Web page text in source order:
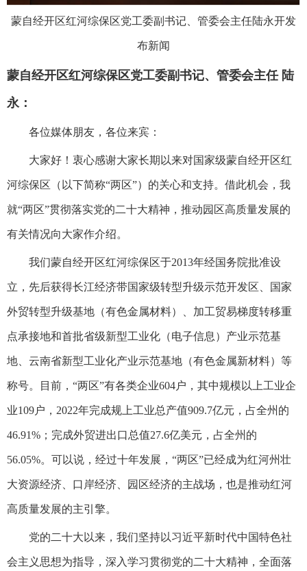
蒙自经开区红河综保区党工委副书记、管委会主任陆永开发
布新闻
蒙自经开区红河综保区党工委副书记、管委会主任 陆
永：
各位媒体朋友，各位来宾：
大家好！衷心感谢大家长期以来对国家级蒙自经开区红
河综保区（以下简称“两区”）的关心和支持。借此机会，我
就“两区”贯彻落实党的二十大精神，推动园区高质量发展的
有关情况向大家作介绍。
我们蒙自经开区红河综保区于2013年经国务院批准设
立，先后获得长江经济带国家级转型升级示范开发区、国家
外贸转型升级基地（有色金属材料）、加工贸易梯度转移重
点承接地和首批省级新型工业化（电子信息）产业示范基
地、云南省新型工业化产业示范基地（有色金属新材料）等
称号。目前，“两区”有各类企业604户，其中规模以上工业企
业109户，2022年完成规上工业总产值909.7亿元，占全州的
46.91%；完成外贸进出口总值27.6亿美元，占全州的
56.05%。可以说，经过十年发展，“两区”已经成为红河州壮
大资源经济、口岸经济、园区经济的主战场，也是推动红河
高质量发展的主引擎。
党的二十大以来，我们坚持以习近平新时代中国特色社
会主义思想为指导，深入学习贯彻党的二十大精神，全面落